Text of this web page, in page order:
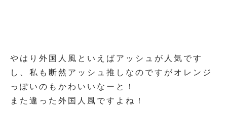
やはり外国人風といえばアッシュが人気です
し、私も断然アッシュ推しなのですがオレンジ
っぽいのもかわいいなーと！
また違った外国人風ですよね！